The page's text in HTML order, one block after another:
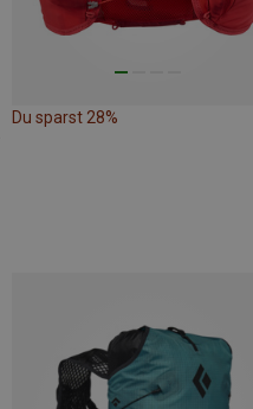
Du sparst 28%